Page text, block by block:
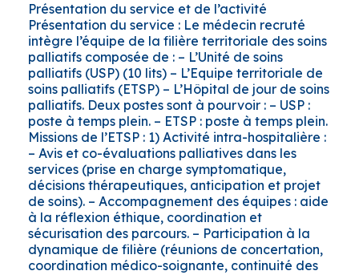
Présentation du service et de l’activité
Présentation du service : Le médecin recruté
intègre l’équipe de la filière territoriale des soins
palliatifs composée de : – L’Unité de soins
palliatifs (USP) (10 lits) – L’Equipe territoriale de
soins palliatifs (ETSP) – L’Hôpital de jour de soins
palliatifs. Deux postes sont à pourvoir : – USP :
poste à temps plein. – ETSP : poste à temps plein.
Missions de l’ETSP : 1) Activité intra-hospitalière :
– Avis et co-évaluations palliatives dans les
services (prise en charge symptomatique,
décisions thérapeutiques, anticipation et projet
de soins). – Accompagnement des équipes : aide
à la réflexion éthique, coordination et
sécurisation des parcours. – Participation à la
dynamique de filière (réunions de concertation,
coordination médico-soignante, continuité des